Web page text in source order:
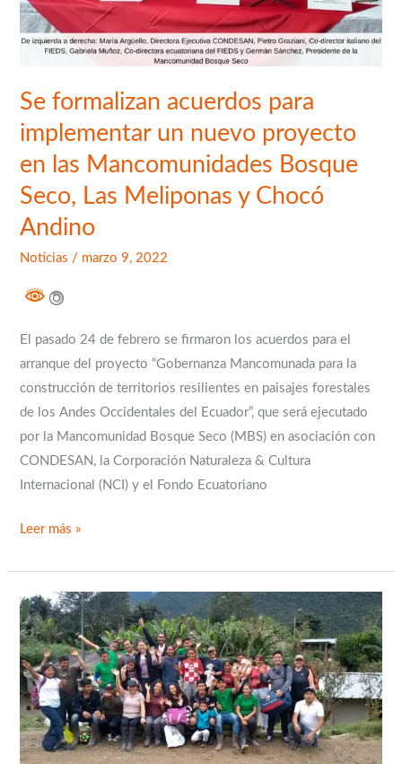
Se formalizan acuerdos para
implementar un nuevo proyecto
en las Mancomunidades Bosque
Seco, Las Meliponas y Chocó
Andino
Noticias / marzo 9, 2022
El pasado 24 de febrero se firmaron los acuerdos para el
arranque del proyecto “Gobernanza Mancomunada para la
construcción de territorios resilientes en paisajes forestales
de los Andes Occidentales del Ecuador”, que será ejecutado
por la Mancomunidad Bosque Seco (MBS) en asociación con
CONDESAN, la Corporación Naturaleza & Cultura
Internacional (NCI) y el Fondo Ecuatoriano
Mancomunidades
Bosque
Las
Meliponas
y
Chocó
Andino
Leer más »
Jóvenes
del
Chocó
Andino
intercambian
experiencias
sobre